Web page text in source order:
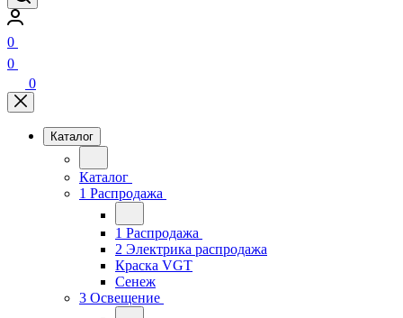
0
0
0
Каталог
Каталог
1 Распродажа
1 Распродажа
2 Электрика распродажа
Краска VGT
Сенеж
3 Освещение